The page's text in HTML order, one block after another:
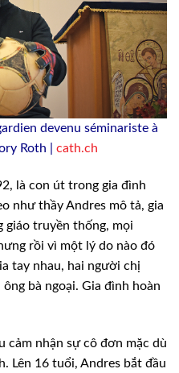
devenu séminariste à
Roth | cath.ch
là con út trong gia đình
như thầy Andres mô tả, gia
giáo truyền thống, mọi
rồi vì một lý do nào đó
tay nhau, hai người chị
bà ngoại. Gia đình hoàn
cảm nhận sự cô đơn mặc dù
Lên 16 tuổi, Andres bắt đầu